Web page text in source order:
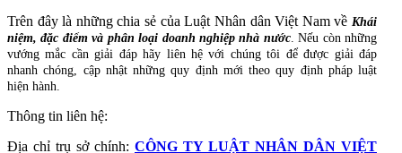
Trên đây là những chia sẻ của Luật Nhân dân Việt Nam về Khái
niệm, đặc điểm và phân loại doanh nghiệp nhà nước. Nếu còn những
vướng mắc cần giải đáp hãy liên hệ với chúng tôi để được giải đáp
nhanh chóng, cập nhật những quy định mới theo quy định pháp luật
hiện hành.
Thông tin liên hệ:
Địa chỉ trụ sở chính: CÔNG TY LUẬT NHÂN DÂN VIỆT